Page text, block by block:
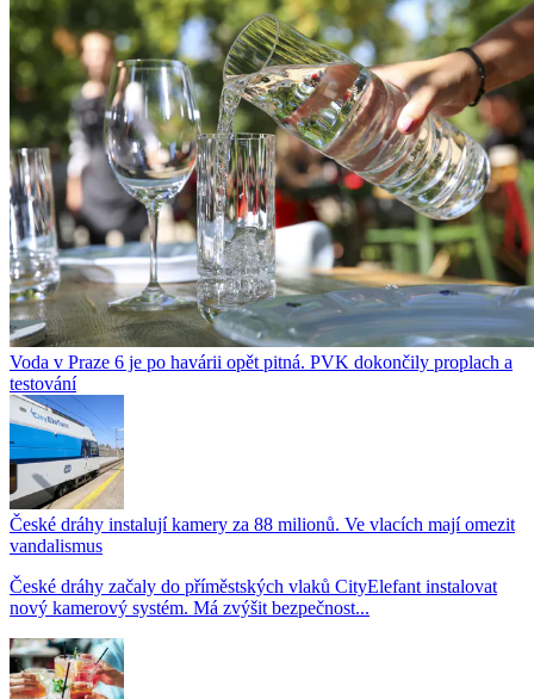
Voda v Praze 6 je po havárii opět pitná. PVK dokončily proplach a
testování
České dráhy instalují kamery za 88 milionů. Ve vlacích mají omezit
vandalismus
České dráhy začaly do příměstských vlaků CityElefant instalovat
nový kamerový systém. Má zvýšit bezpečnost...